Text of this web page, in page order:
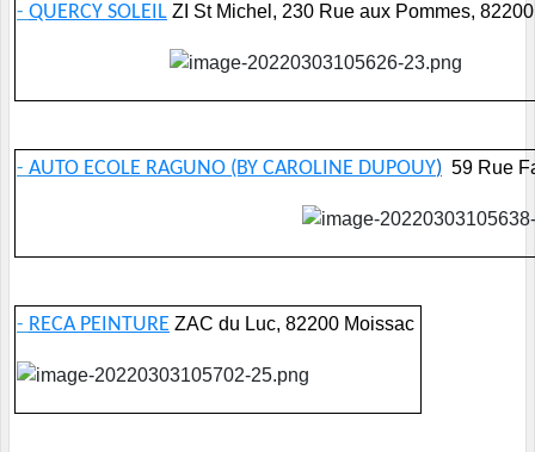
- QUERCY SOLEIL ZI St Michel, 230 Rue aux Pommes,
- AUTO ECOLE RAGUNO (BY CAROLINE DUPOUY) 59 Rue
- RECA PEINTURE ZAC du Luc, 82200 Moissac